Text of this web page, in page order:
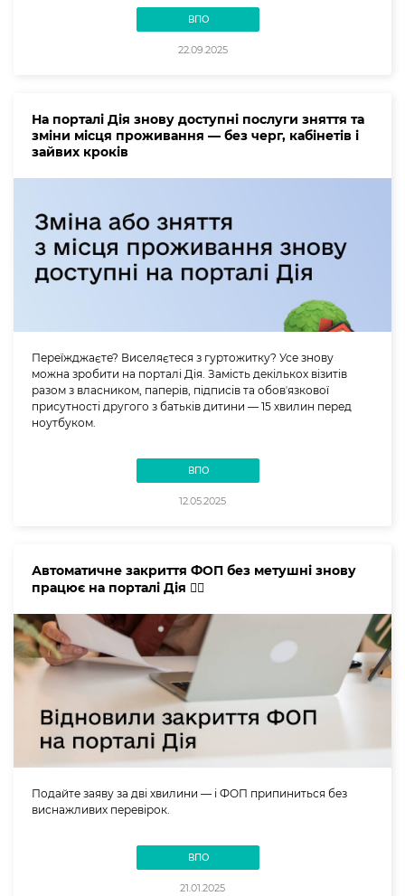
ВПО
22.09.2025
На порталі Дія знову доступні послуги зняття та
зміни місця проживання — без черг, кабінетів і
зайвих кроків
Переїжджаєте? Виселяєтеся з гуртожитку? Усе знову
можна зробити на порталі Дія. Замість декількох візитів
разом з власником, паперів, підписів та обовʼязкової
присутності другого з батьків дитини — 15 хвилин перед
ноутбуком.
ВПО
12.05.2025
Автоматичне закриття ФОП без метушні знову
працює на порталі Дія 👌🏻
Подайте заяву за дві хвилини — і ФОП припиниться без
виснажливих перевірок.
ВПО
21.01.2025